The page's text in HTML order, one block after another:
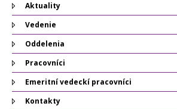
Aktuality
Vedenie
Oddelenia
Pracovníci
Emeritní vedeckí pracovníci
Kontakty